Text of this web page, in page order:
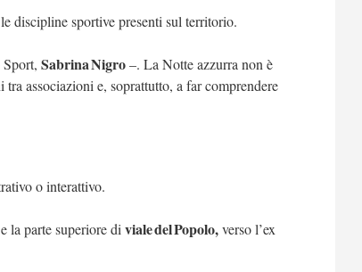
discipline sportive presenti sul territorio.
Sabrina Nigro–. La Notte azzurra non è
associazioni e, soprattutto, a far comprendere
o interattivo.
e la parte superiore di viale del Popolo,verso l’ex